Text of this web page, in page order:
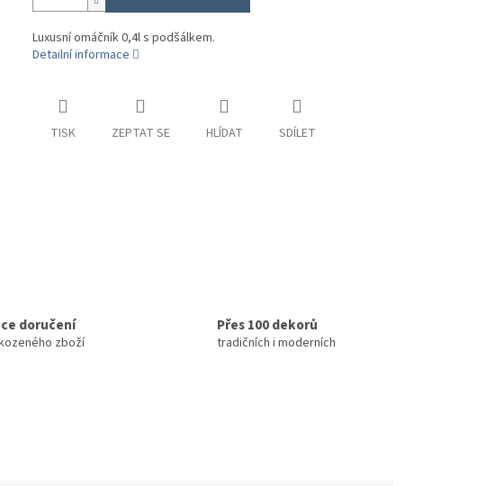
Luxusní omáčník 0,4l s podšálkem.
Detailní informace
TISK ZEPTAT SE HLÍDAT SDÍLET
doručení
zboží
Přes 100 dekorů
tradičních i moderních